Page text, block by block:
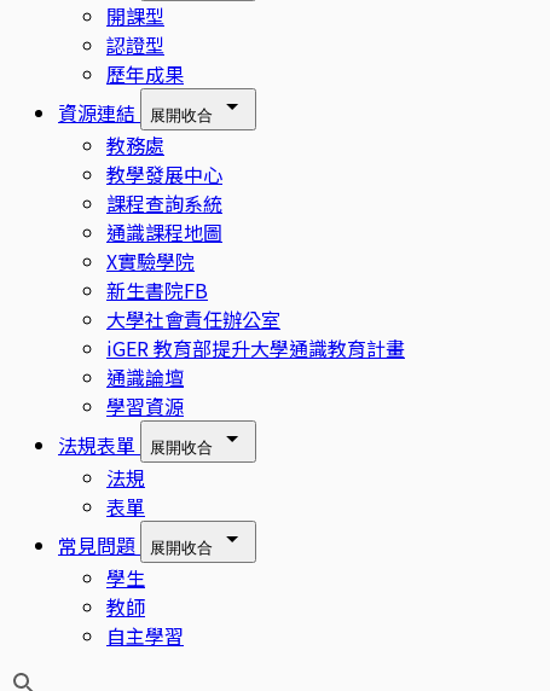
開課型
認證型
歷年成果
資源連結
展開收合
教務處
教學發展中心
課程查詢系統
通識課程地圖
X實驗學院
新生書院FB
大學社會責任辦公室
iGER 教育部提升大學通識教育計畫
通識論壇
學習資源
法規表單
展開收合
法規
表單
常見問題
展開收合
學生
教師
自主學習